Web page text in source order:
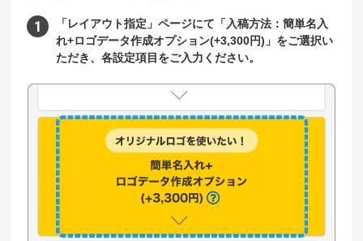
「レイアウト指定」ページにて「入稿方法：簡単名入
れ+ロゴデータ作成オプション(+3,300円)」をご選択い
ただき、各設定項目をご入力ください。